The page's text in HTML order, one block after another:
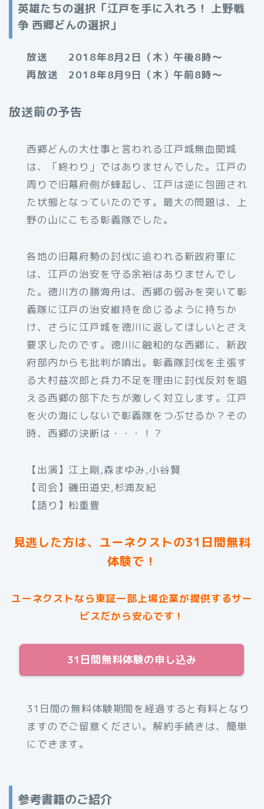
英雄たちの選択「江戸を手に入れろ！ 上野戦
争 西郷どんの選択」
放送 2018年8月2日（木）午後8時～
再放送 2018年8月9日（木）午前8時～
放送前の予告
西郷どんの大仕事と言われる江戸城無血開城
は、「終わり」ではありませんでした。江戸の
周りで旧幕府側が蜂起し、江戸は逆に包囲され
た状態となっていたのです。最大の問題は、上
野の山にこもる彰義隊でした。
各地の旧幕府勢の討伐に追われる新政府軍に
は、江戸の治安を守る余裕はありませんでし
た。徳川方の勝海舟は、西郷の弱みを突いて彰
義隊に江戸の治安維持を命じるように持ちか
け、さらに江戸城を徳川に返してほしいとさえ
要求したのです。徳川に融和的な西郷に、新政
府部内からも批判が噴出。彰義隊討伐を主張す
る大村益次郎と兵力不足を理由に討伐反対を唱
える西郷の部下たちが激しく対立します。江戸
を火の海にしないで彰義隊をつぶせるか？その
時、西郷の決断は・・・！？
【出演】江上剛,森まゆみ,小谷賢
【司会】磯田道史,杉浦友紀
【語り】松重豊
見逃した方は、ユーネクストの31日間無料
体験で！
ユーネクストなら東証一部上場企業が提供するサー
ビスだから安心です！
31日間無料体験の申し込み
31日間の無料体験期間を経過すると有料となり
ますのでご留意ください。解約手続きは、簡単
にできます。
参考書籍のご紹介